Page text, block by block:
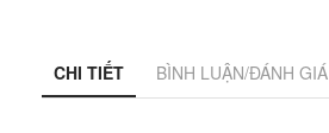
CHI TIẾT BÌNH LUẬN/ĐÁNH GIÁ